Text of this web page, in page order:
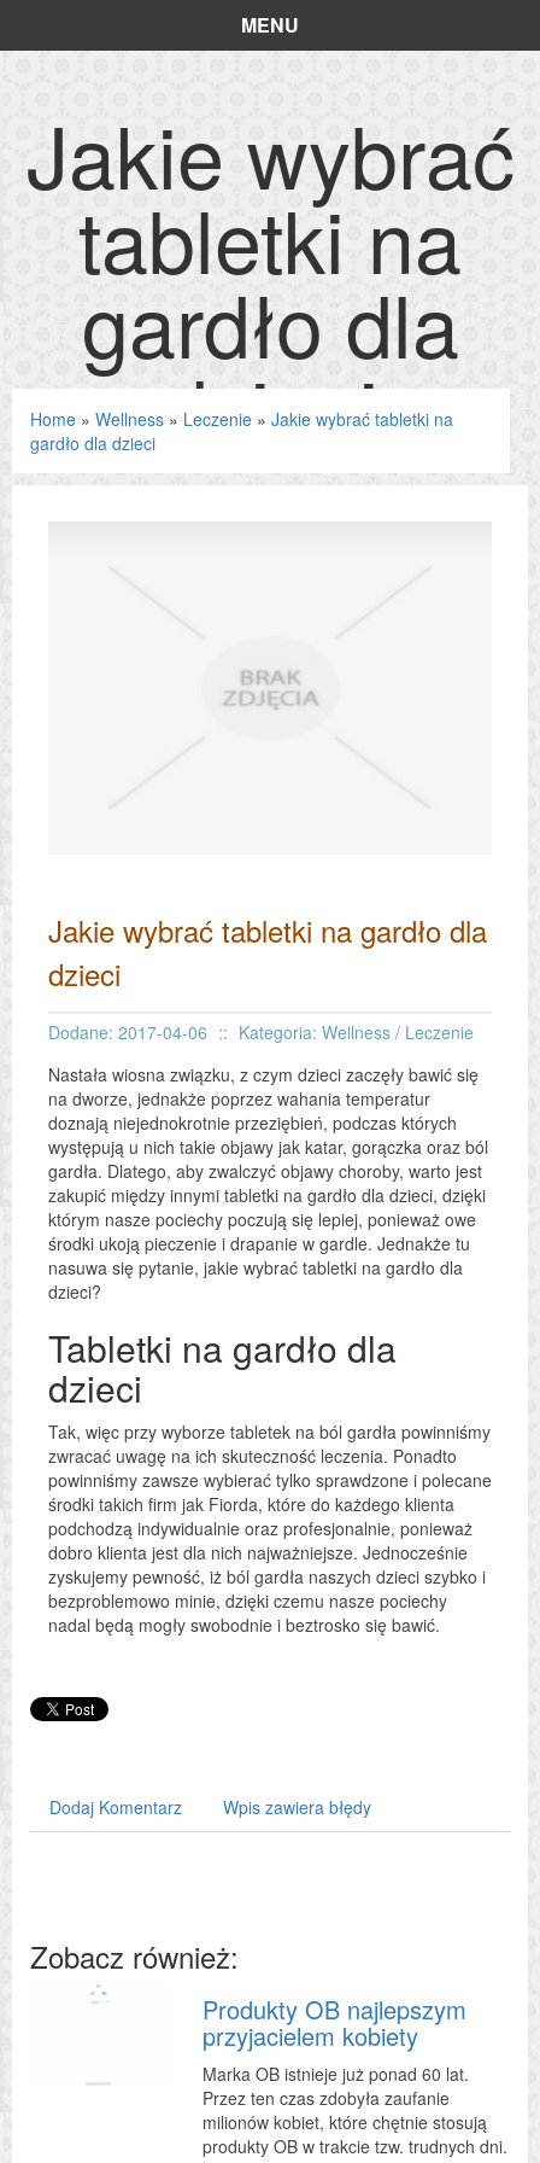
MENU
Jakie wybrać
tabletki na
gardło dla
dzieci
Home » Wellness » Leczenie » Jakie wybrać tabletki na
gardło dla dzieci
Jakie wybrać tabletki na gardło dla
dzieci
Dodane: 2017-04-06 :: Kategoria: Wellness / Leczenie
Nastała wiosna związku, z czym dzieci zaczęły bawić się
na dworze, jednakże poprzez wahania temperatur
doznają niejednokrotnie przeziębień, podczas których
występują u nich takie objawy jak katar, gorączka oraz ból
gardła. Dlatego, aby zwalczyć objawy choroby, warto jest
zakupić między innymi tabletki na gardło dla dzieci, dzięki
którym nasze pociechy poczują się lepiej, ponieważ owe
środki ukoją pieczenie i drapanie w gardle. Jednakże tu
nasuwa się pytanie, jakie wybrać tabletki na gardło dla
dzieci?
Tabletki na gardło dla
dzieci
Tak, więc przy wyborze tabletek na ból gardła powinniśmy
zwracać uwagę na ich skuteczność leczenia. Ponadto
powinniśmy zawsze wybierać tylko sprawdzone i polecane
środki takich firm jak Fiorda, które do każdego klienta
podchodzą indywidualnie oraz profesjonalnie, ponieważ
dobro klienta jest dla nich najważniejsze. Jednocześnie
zyskujemy pewność, iż ból gardła naszych dzieci szybko i
bezproblemowo minie, dzięki czemu nasze pociechy
nadal będą mogły swobodnie i beztrosko się bawić.
Dodaj Komentarz Wpis zawiera błędy
Zobacz również:
Produkty OB najlepszym
przyjacielem kobiety
Marka OB istnieje już ponad 60 lat.
Przez ten czas zdobyła zaufanie
milionów kobiet, które chętnie stosują
produkty OB w trakcie tzw. trudnych dni.